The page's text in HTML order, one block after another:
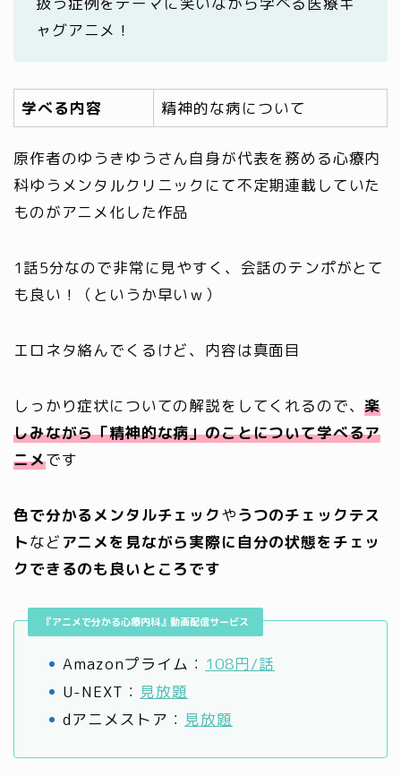
ャグアニメ！
学べる内容 精神的な病について
原作者のゆうきゆうさん自身が代表を務める心療内
科ゆうメンタルクリニックにて不定期連載していた
ものがアニメ化した作品
1話5分なので非常に見やすく、会話のテンポがとて
も良い！（というか早いｗ）
エロネタ絡んでくるけど、内容は真面目
しっかり症状についての解説をしてくれるので、楽
しみながら「精神的な病」のことについて学べるア
ニメです
色で分かるメンタルチェックやうつのチェックテス
トなど アニメを見ながら実際に自分の状態をチェッ
クできるのも良いところです
『アニメで分かる心療内科』動画配信サービス
Amazonプライム： 108円/話
U-NEXT： 見放題
dアニメストア： 見放題